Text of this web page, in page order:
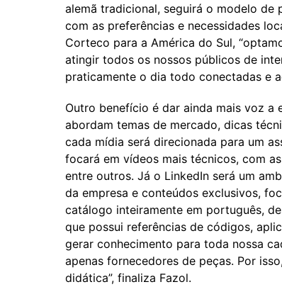
alemã tradicional, seguirá o modelo de
com as preferências e necessidades
Corteco para a América do Sul,
atingir todos os nossos públicos de
praticamente o dia todo conectadas e
Outro benefício é dar ainda mais voz a
abordam temas de mercado, dicas
cada mídia será direcionada para um
focará em vídeos mais técnicos, com
entre outros. Já o LinkedIn será um
da empresa e conteúdos exclusivos,
catálogo inteiramente em português,
que possui referências de códigos,
gerar conhecimento para toda nossa
apenas fornecedores de peças. Por
didática”, finaliza Fazol.